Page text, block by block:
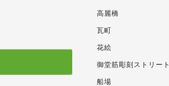
高麗橋
瓦町
花絵
御堂筋彫刻ストリート
船場